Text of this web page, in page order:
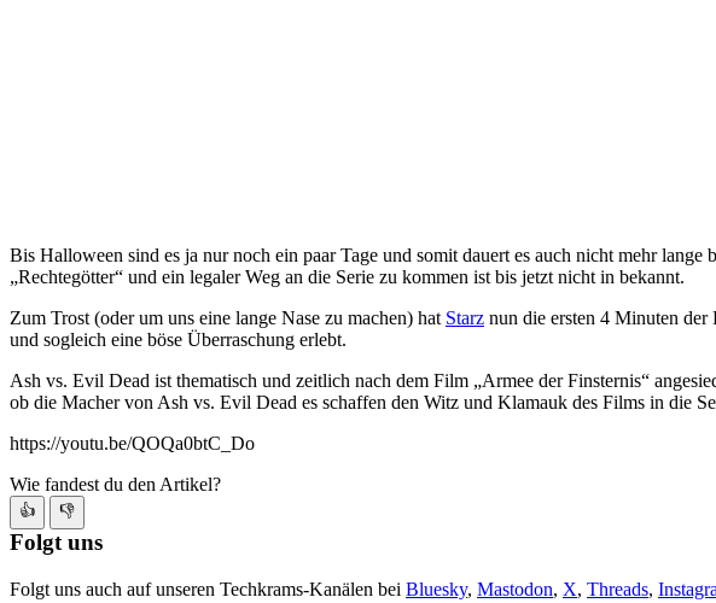
Bis Halloween sind es ja nur noch ein paar Tage und somit dauert es auch nicht mehr lange
„Rechtegötter“ und ein legaler Weg an die Serie zu kommen ist bis jetzt nicht in bekannt.
Zum Trost (oder um uns eine lange Nase zu machen) hat Starz nun die ersten 4 Minuten
und sogleich eine böse Überraschung erlebt.
Ash vs. Evil Dead ist thematisch und zeitlich nach dem Film „Armee der Finsternis“
ob die Macher von Ash vs. Evil Dead es schaffen den Witz und Klamauk des Films in die
https://youtu.be/QOQa0btC_Do
Wie fandest du den Artikel?
👍 👎
Folgt uns
Folgt uns auch auf unseren Techkrams-Kanälen bei Bluesky, Mastodon, X, Threads,